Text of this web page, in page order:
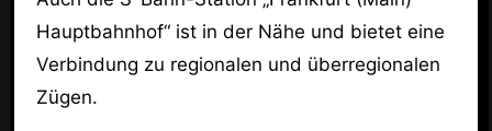
Hauptbahnhof“ ist in der Nähe und bietet eine
Verbindung zu regionalen und überregionalen
Zügen.